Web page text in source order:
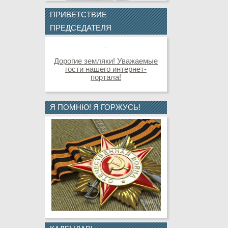
ПРИВЕТСТВИЕ
ПРЕДСЕДАТЕЛЯ
Дорогие земляки! Уважаемые
гости нашего интернет-
портала!
Я ПОМНЮ! Я ГОРЖУСЬ!